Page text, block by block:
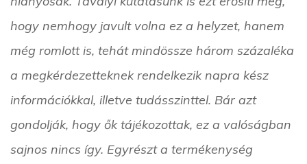
hogy nemhogy javult volna ez a helyzet, hanem
még romlott is, tehát mindössze három százaléka
a megkérdezetteknek rendelkezik napra kész
információkkal, illetve tudásszinttel. Bár azt
gondolják, hogy ők tájékozottak, ez a valóságban
sajnos nincs így. Egyrészt a termékenység